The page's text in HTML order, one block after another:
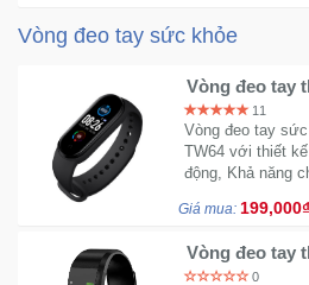
Vòng đeo tay sức khỏe
Vòng đeo tay
Bracelet M5 -
11
Vòng đeo tay
TW64 với thiết
động, Khả năng
Giá mua: 199,000₫
Vòng đeo tay
Theo dõi sức
0